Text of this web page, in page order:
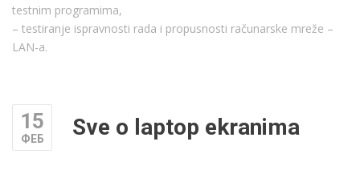
testnim programima,
– testiranje ispravnosti rada i propusnosti računarske mreže –
LAN-a.
15
ФЕБ Sve o laptop ekranima